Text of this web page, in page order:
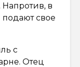
в
свое
с
Отец